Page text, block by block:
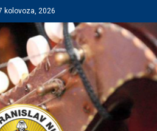
kolovoza, 2026